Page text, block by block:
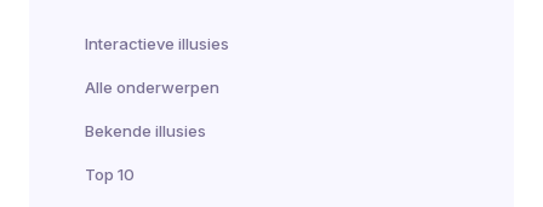
Interactieve illusies
Alle onderwerpen
Bekende illusies
Top 10